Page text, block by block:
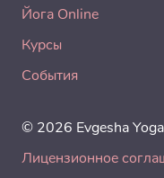
Йога Online
Курсы
События
© 2026 Evgesha
Лицензионное